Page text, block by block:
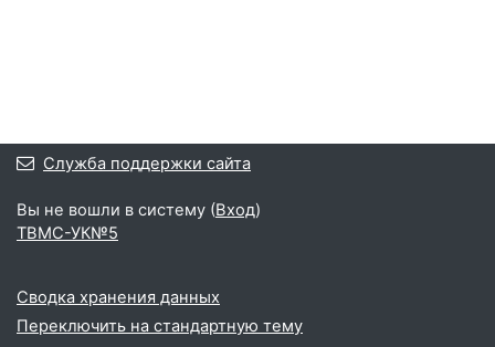
Служба поддержки сайта
Вы не вошли в систему (Вход)
ТВМС-УК№5
Сводка хранения данных
Переключить на стандартную тему